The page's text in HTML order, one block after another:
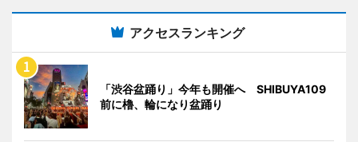
アクセスランキング
「渋谷盆踊り」今年も開催へ SHIBUYA109
前に櫓、輪になり盆踊り